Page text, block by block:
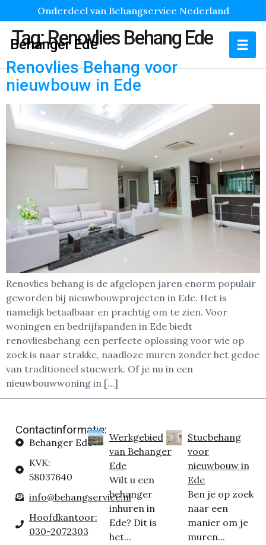
Onderdeel van Behangservice Nederland
Behanger Ede
Tag:Renovlies Behang Ede
Renovlies Behang voor
nieuwbouw in Ede
Renovlies behang is de afgelopen jaren enorm populair
geworden bij nieuwbouwprojecten in Ede. Het is
namelijk betaalbaar en prachtig om te zien. Voor
woningen en bedrijfspanden in Ede biedt
renovliesbehang een perfecte oplossing voor wie op
zoek is naar strakke, naadloze muren zonder het gedoe
van traditioneel stucwerk. Of je nu in een
nieuwbouwwoning in […]
Contactinformatie:
Behanger Ede
KVK:
58037640
info@behangservice.nl
Hoofdkantoor:
030-2072303
Werkgebied
van Behanger
Ede
Wilt u een
behanger
inhuren in
Ede? Dit is
het...
Stucbehang
voor
nieuwbouw in
Ede
Ben je op zoek
naar een
manier om je
muren...